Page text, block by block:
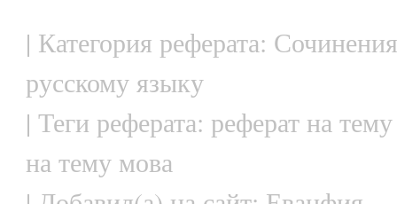
| Категория реферата:
русскому языку
| Теги реферата: реферат на
на тему мова